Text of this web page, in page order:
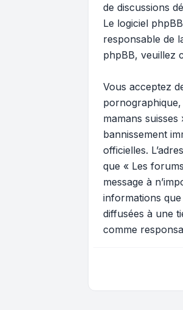
de discussions
Le logiciel
responsable de
phpBB, veuillez
Vous acceptez
mamans
bannissement
officielles.
que « Les
message à
informations
diffusées à une
comme